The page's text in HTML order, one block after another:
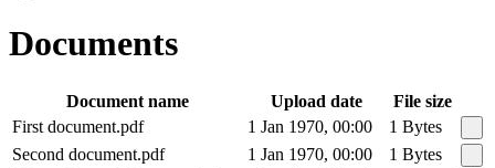
Documents
Document name Upload date
File size
First document.pdf
1 Jan 1970, 00:00
1 Bytes
Second document.pdf
1 Jan 1970, 00:00
1 Bytes